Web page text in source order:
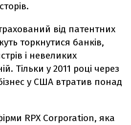
від патентних
торкнутися банків,
і невеликих
Тільки у 2011 році через
у США втратив понад
RPX Corporation, яка